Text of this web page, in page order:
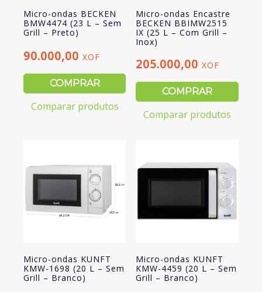
Micro-ondas BECKEN
BMW4474 (23 L – Sem
Grill – Preto)
90.000,00 XOF
COMPRAR
Comparar produtos
Micro-ondas Encastre
BECKEN BBIMW2515
IX (25 L – Com Grill –
Inox)
205.000,00XOF
COMPRAR
Comparar produtos
Micro-ondas KUNFT
KMW-1698 (20 L – Sem
Grill – Branco)
Micro-ondas KUNFT
KMW-4459 (20 L – Sem
Grill – Branco)